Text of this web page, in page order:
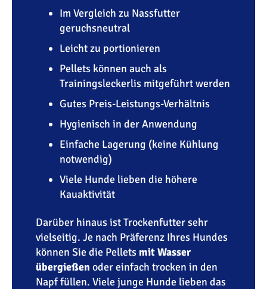
Im Vergleich zu Nassfutter
geruchsneutral
Leicht zu portionieren
Pellets können auch als
Trainingsleckerlis mitgeführt werden
Gutes Preis-Leistungs-Verhältnis
Hygienisch in der Anwendung
Einfache Lagerung (keine Kühlung
notwendig)
Viele Hunde lieben die höhere
Kauaktivität
Darüber hinaus ist Trockenfutter sehr
vielseitig. Je nach Präferenz Ihres Hundes
können Sie die Pellets mit Wasser
übergießen oder einfach trocken in den
Napf füllen. Viele junge Hunde lieben das